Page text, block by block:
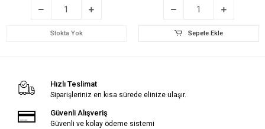
Stokta Yok Sepete Ekle
Hızlı Teslimat
Siparişleriniz en kısa sürede elinize ulaşır.
Güvenli Alışveriş
Güvenli ve kolay ödeme sistemi